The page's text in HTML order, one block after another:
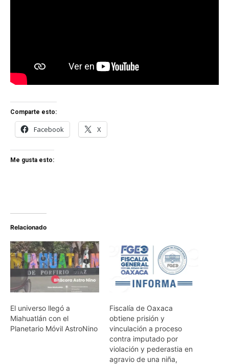
Comparte esto:
Facebook X
Me gusta esto:
Relacionado
El universo llegó a
Miahuatlán con el
Planetario Móvil AstroNino
Fiscalía de Oaxaca
obtiene prisión y
vinculación a proceso
contra imputado por
violación y pederastia en
agravio de una niña,